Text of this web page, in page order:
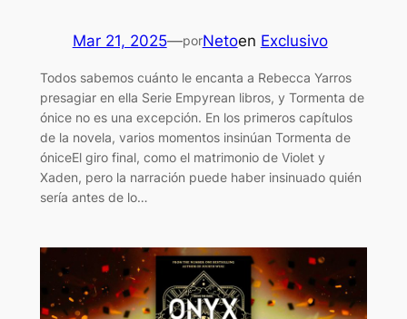
Mar 21, 2025—porNetoen Exclusivo
Todos sabemos cuánto le encanta a Rebecca Yarros
presagiar en ella Serie Empyrean libros, y Tormenta de
ónice no es una excepción. En los primeros capítulos
de la novela, varios momentos insinúan Tormenta de
óniceEl giro final, como el matrimonio de Violet y
Xaden, pero la narración puede haber insinuado quién
sería antes de lo…